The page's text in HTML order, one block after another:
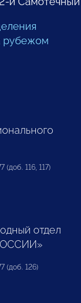
рубежом
(доб. 116, 117)
отдел
(доб. 126)